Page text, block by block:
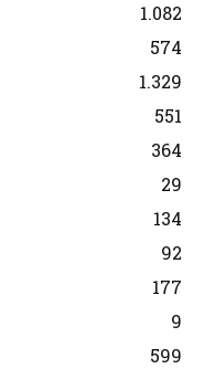
1.082
574
1.329
551
364
29
134
92
177
9
599